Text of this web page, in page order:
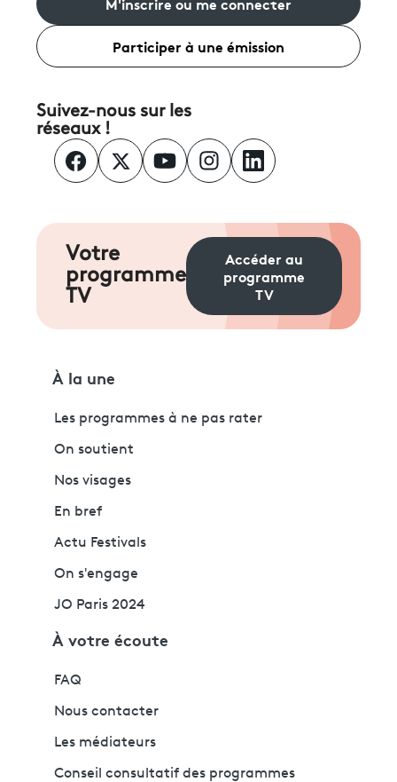
Participer à une émission
Suivez-nous sur les
réseaux !
Votre
programme
TV
Accéder au
programme
TV
À la une
Les programmes à ne pas rater
On soutient
Nos visages
En bref
Actu Festivals
On s'engage
JO Paris 2024
À votre écoute
FAQ
Nous contacter
Les médiateurs
Conseil consultatif des programmes